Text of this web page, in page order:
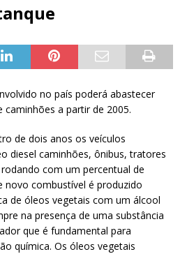
no país poderá abastecer
a partir de 2005.
de dois anos os veículos
diesel caminhões, ônibus, tratores
com um percentual de
novo combustível é produzido
de óleos vegetais com um álcool
na presença de uma substância
que é fundamental para
química. Os óleos vegetais